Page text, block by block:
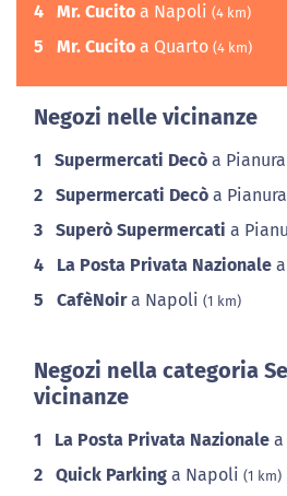
4 Mr. Cucito a Napoli (4 km)
5 Mr. Cucito a Quarto (4 km)
Negozi nelle vicinanze
1 Supermercati Decò a Pianura
2 Supermercati Decò a Pianura
3 Superò Supermercati a
4 La Posta Privata Nazionale
5 CafèNoira Napoli (1 km)
Negozi nella categoria
vicinanze
1 La Posta Privata Nazionale
2 Quick Parking a Napoli (1 km)